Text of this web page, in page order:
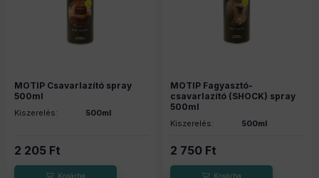
MOTIP Csavarlazító spray
500ml
Kiszerelés: 500ml
2 205 Ft
MOTIP Fagyasztó-
csavarlazító (SHOCK) spray
500ml
Kiszerelés: 500ml
2 750 Ft